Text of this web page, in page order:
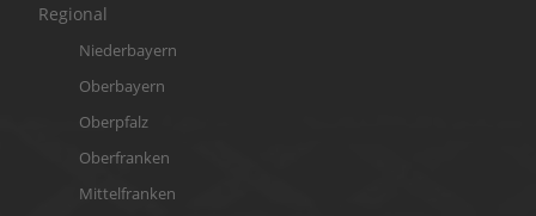
Regional
Niederbayern
Oberbayern
Oberpfalz
Oberfranken
Mittelfranken